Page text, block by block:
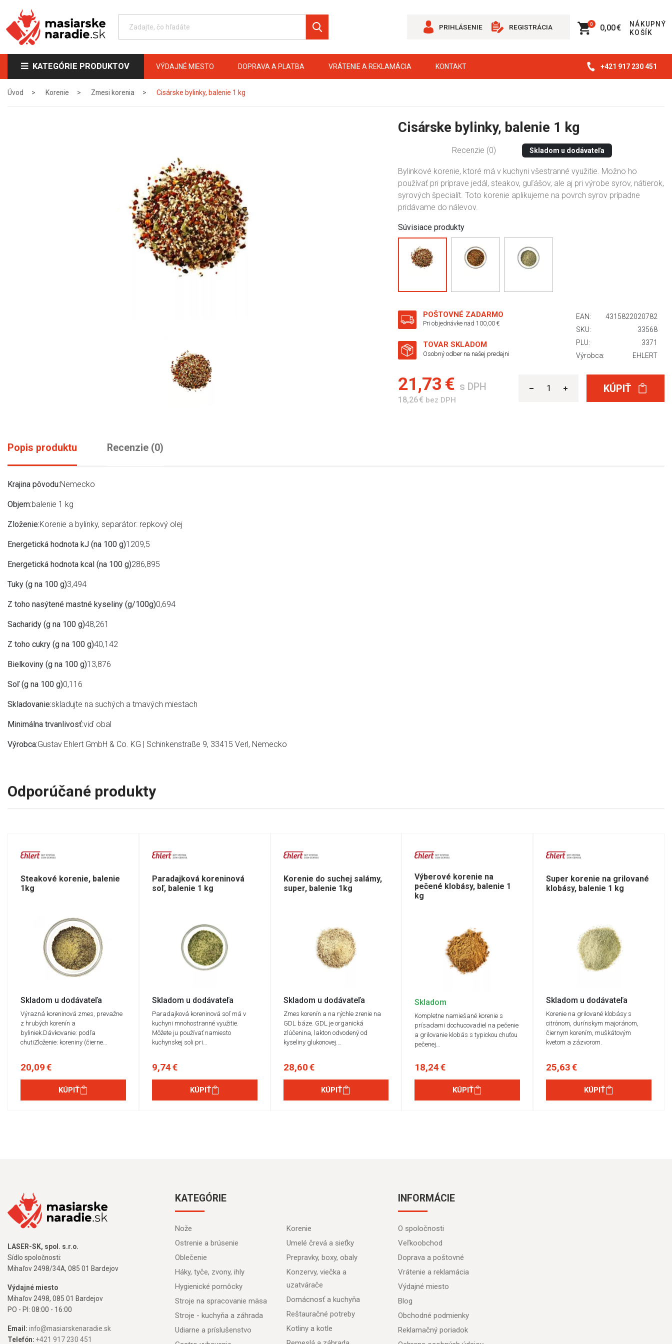
PRIHLÁSENIE REGISTRÁCIA 0,00 €
NÁKUPNÝ
KOŠÍK
0
KATEGÓRIE PRODUKTOV VÝDAJNÉ MIESTO DOPRAVA A PLATBA VRÁTENIE A REKLAMÁCIA KONTAKT +421 917 230 451
Úvod Korenie Zmesi korenia Cisárske bylinky, balenie 1 kg
Cisárske bylinky, balenie 1 kg
Recenzie (0) Skladom u dodávateľa
Bylinkové korenie, ktoré má v kuchyni všestranné využitie. Možno ho
používať pri príprave jedál, steakov, guľášov, ale aj pri výrobe syrov, nátierok,
syrových špecialít. Toto korenie aplikujeme na povrch syrov prípadne
pridávame do nálevov.
Súvisiace produkty
POŠTOVNÉ ZADARMO
Pri objednávke nad 100,00 €
TOVAR SKLADOM
Osobný odber na našej predajni
EAN:
4315822020782
SKU:
33568
PLU:
3371
Výrobca:
EHLERT
21,73 € s DPH
18,26 € bez DPH
KÚPIŤ
Popis produktu Recenzie (0)
Krajina pôvodu:Nemecko
Objem:balenie 1 kg
Zloženie:Korenie a bylinky, separátor: repkový olej
Energetická hodnota kJ (na 100 g)1209,5
Energetická hodnota kcal (na 100 g)286,895
Tuky (g na 100 g)3,494
Z toho nasýtené mastné kyseliny (g/100g)0,694
Sacharidy (g na 100 g)48,261
Z toho cukry (g na 100 g)40,142
Bielkoviny (g na 100 g)13,876
Soľ (g na 100 g)0,116
Skladovanie:skladujte na suchých a tmavých miestach
Minimálna trvanlivosť:viď obal
Výrobca:Gustav Ehlert GmbH & Co. KG | Schinkenstraße 9, 33415 Verl, Nemecko
Odporúčané produkty
Steakové korenie, balenie
1kg
Skladom u dodávateľa
Výrazná koreninová zmes, prevažne
z hrubých korenín a
byliniek.Dávkovanie: podľa
chutiZloženie: koreniny (čierne…
20,09 €
KÚPIŤ
Paradajková koreninová
soľ, balenie 1 kg
Skladom u dodávateľa
Paradajková koreninová soľ má v
kuchyni mnohostranné využitie.
Môžete ju používať namiesto
kuchynskej soli pri…
9,74 €
KÚPIŤ
Korenie do suchej salámy,
super, balenie 1kg
Skladom u dodávateľa
Zmes korenín a na rýchle zrenie na
GDL báze. GDL je organická
zlúčenina, lakton odvodený od
kyseliny glukonovej.…
28,60 €
KÚPIŤ
Výberové korenie na
pečené klobásy, balenie 1
kg
Skladom
Kompletne namiešané korenie s
prísadami dochucovadiel na pečenie
a grilovanie klobás s typickou chuťou
pečenej…
18,24 €
KÚPIŤ
Super korenie na grilované
klobásy, balenie 1 kg
Skladom u dodávateľa
Korenie na grilované klobásy s
citrónom, durínskym majoránom,
čiernym korením, muškátovým
kvetom a zázvorom.
25,63 €
KÚPIŤ
LASER-SK, spol. s.r.o.
Sídlo spoločnosti:
Mihaľov 2498/34A, 085 01 Bardejov
Výdajné miesto
Mihaľov 2498, 085 01 Bardejov
PO - PI: 08:00 - 16:00
Email: info@masiarskenaradie.sk
Telefón: +421 917 230 451
KATEGÓRIE
Nože
Ostrenie a brúsenie
Oblečenie
Háky, tyče, zvony, ihly
Hygienické pomôcky
Stroje na spracovanie mäsa
Stroje - kuchyňa a záhrada
Udiarne a príslušenstvo
Korenie
Umelé črevá a sieťky
Prepravky, boxy, obaly
Konzervy, viečka a
uzatvárače
Domácnosť a kuchyňa
Reštauračné potreby
Kotliny a kotle
INFORMÁCIE
O spoločnosti
Veľkoobchod
Doprava a poštovné
Vrátenie a reklamácia
Výdajné miesto
Blog
Obchodné podmienky
Reklamačný poriadok